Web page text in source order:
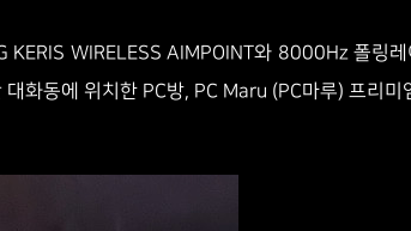
KERIS WIRELESS AIMPOINT와 8000Hz 폴링
화동에 위치한 PC방, PC Maru (PC마루) 프리미